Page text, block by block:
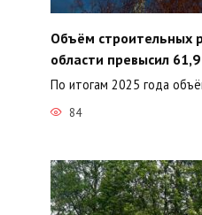
Объём строительных
области превысил
По итогам 2025 года
84